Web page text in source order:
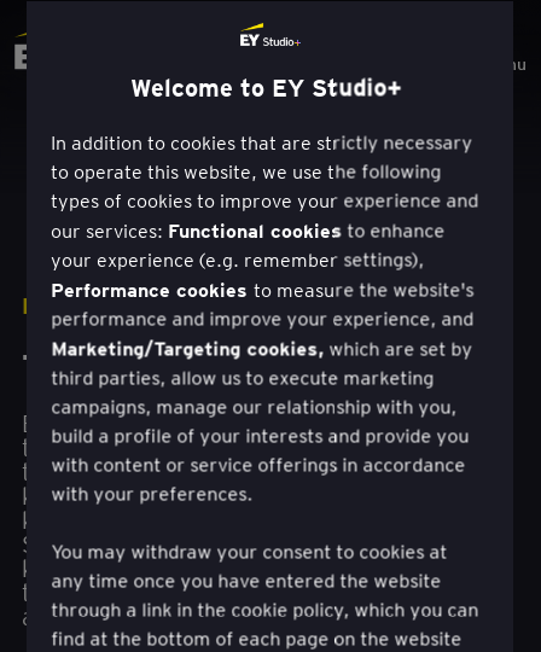
Menu
LAHENDUSED
Teenuse ümberkujundamine
Ehitage kliendikesksust ja püsige
turusuundumustest ees tehnoloogiapõhise
teenuste ümberkujundamise kaudu. Mõistes
klientide vajadusi ja teenuste prioriteete ning
keskendudes väärtusvaldkondadele, aitavad EY
Studio+ meeskonnad saavutada paremaid
kliendi- ja äritulemusi, muutudes
teadmistepõhiseks, reageerimisvõimeliseks ja
agiilseks.
Welcome to EY Studio+
In addition to cookies that are strictly necessary
to operate this website, we use the following
types of cookies to improve your experience and
our services: Functional cookiesto enhance
your experience (e.g. remember settings),
Performance cookiesto measure the website's
performance and improve your experience, and
Marketing/Targeting cookies, which are set by
third parties, allow us to execute marketing
campaigns, manage our relationship with you,
build a profile of your interests and provide you
with content or service offerings in accordance
with your preferences.
You may withdraw your consent to cookies at
any time once you have entered the website
through a link in the cookie policy, which you can
find at the bottom of each page on the website